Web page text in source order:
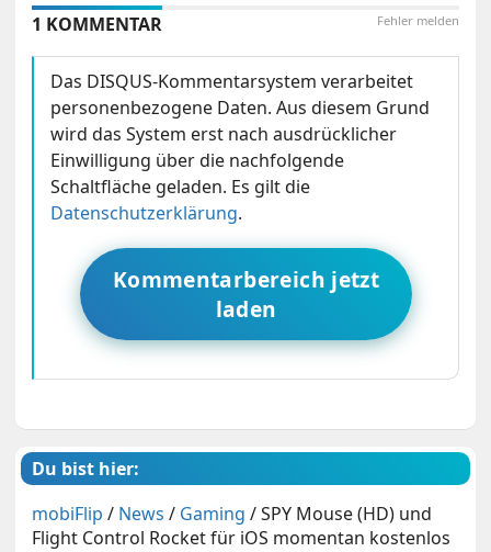
Fehler melden
1 KOMMENTAR
Das DISQUS-Kommentarsystem verarbeitet
personenbezogene Daten. Aus diesem Grund
wird das System erst nach ausdrücklicher
Einwilligung über die nachfolgende
Schaltfläche geladen. Es gilt die
Datenschutzerklärung.
Kommentarbereich jetzt
laden
Du bist hier:
mobiFlip / News / Gaming /SPY Mouse (HD) und
Flight Control Rocket für iOS momentan kostenlos